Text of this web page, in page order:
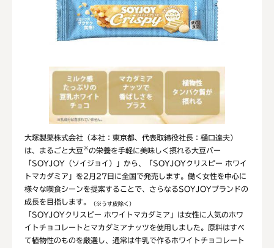
大塚製薬株式会社（本社：東京都、代表取締役社長：樋口達夫）
は、まるごと大豆※の栄養を手軽に美味しく摂れる大豆バー
「SOYJOY（ソイジョイ）」から、「SOYJOYクリスピー ホワイ
トマカダミア」を2月27日に全国で発売します。働く女性を中心に
様々な喫食シーンを提案することで、さらなるSOYJOYブランドの
成長を目指します。
（※うす皮除く）
「SOYJOYクリスピー ホワイトマカダミア」は女性に人気のホワ
イトチョコレートとマカダミアナッツを使用しました。原料はすべ
て植物性のものを厳選し、通常は牛乳で作るホワイトチョコレート